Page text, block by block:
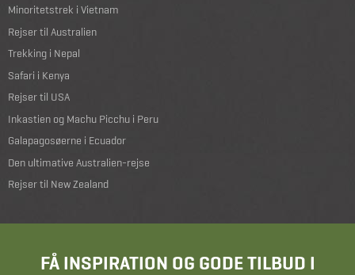
Minoritetstrek i Vietnam
Rejser til Australien
Trekking i Nepal
Safari i Kenya
Rejser til USA
Inkastien og Machu Picchu i Peru
Galapagosøerne i Ecuador
Den ultimative Australien-rejse
Rejser til New Zealand
FÅ INSPIRATION OG GODE TILBUD I